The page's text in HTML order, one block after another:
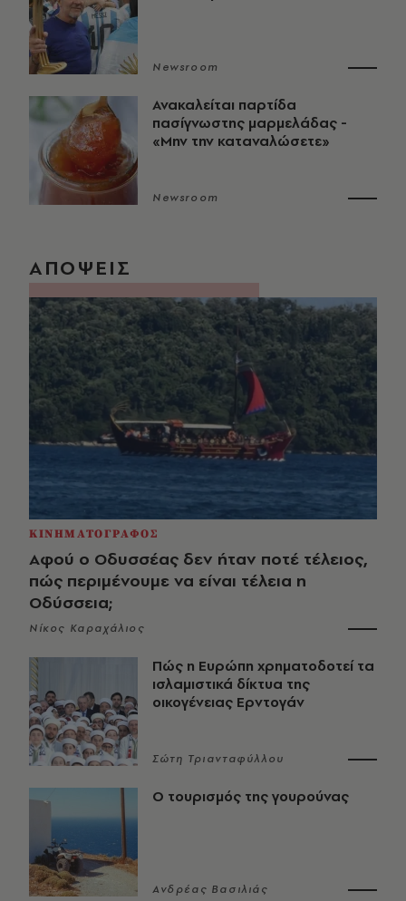
Newsroom
Ανακαλείται παρτίδα
πασίγνωστης μαρμελάδας -
«Μην την καταναλώσετε»
Newsroom
ΑΠΟΨΕΙΣ
ΚΙΝΗΜΑΤΟΓΡΑΦΟΣ
Αφού ο Οδυσσέας δεν ήταν ποτέ τέλειος,
πώς περιμένουμε να είναι τέλεια η
Οδύσσεια;
Νίκος Καραχάλιος
Πώς η Ευρώπη χρηματοδοτεί τα
ισλαμιστικά δίκτυα της
οικογένειας Ερντογάν
Σώτη Τριανταφύλλου
Ο τουρισμός της γουρούνας
Ανδρέας Βασιλιάς